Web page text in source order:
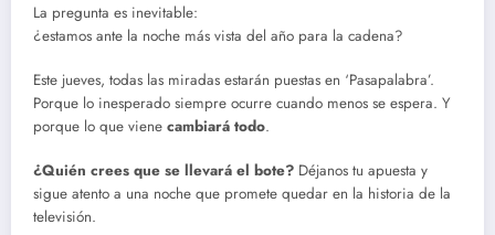
La pregunta es inevitable:
¿estamos ante la noche más vista del año para la cadena?
Este jueves, todas las miradas estarán puestas en ‘Pasapalabra’.
Porque lo inesperado siempre ocurre cuando menos se espera. Y
porque lo que viene cambiará todo.
¿Quién crees que se llevará el bote? Déjanos tu apuesta y
sigue atento a una noche que promete quedar en la historia de la
televisión.